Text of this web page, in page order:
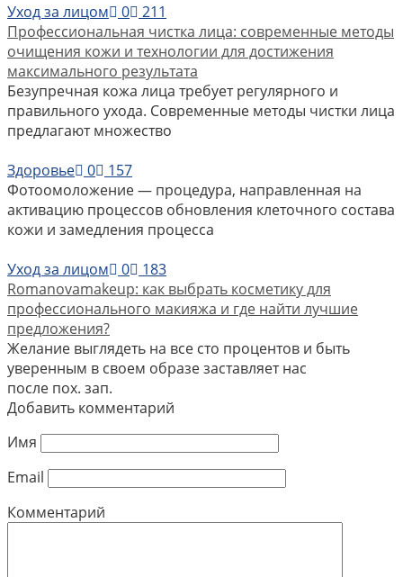
Уход за лицом
0
211
Профессиональная чистка лица: современные методы
очищения кожи и технологии для достижения
максимального результата
Безупречная кожа лица требует регулярного и
правильного ухода. Современные методы чистки лица
предлагают множество
Здоровье
0
157
Фотоомоложение — процедура, направленная на
активацию процессов обновления клеточного состава
кожи и замедления процесса
Уход за лицом
0
183
Romanovamakeup: как выбрать косметику для
профессионального макияжа и где найти лучшие
предложения?
Желание выглядеть на все сто процентов и быть
уверенным в своем образе заставляет нас
после пох. зап.
Добавить комментарий
Имя
Email
Комментарий